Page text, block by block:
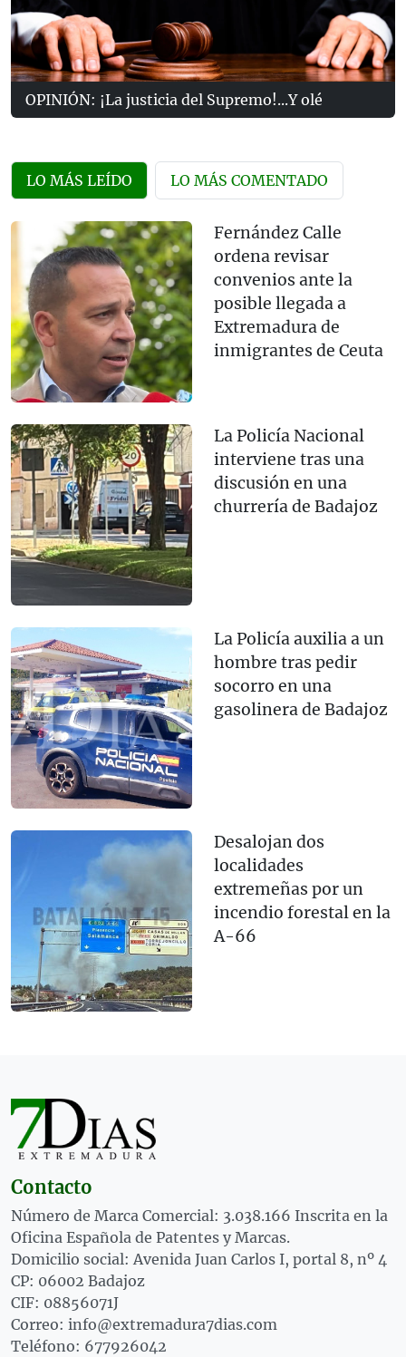
OPINIÓN: ¡La justicia del Supremo!...Y olé
LO MÁS LEÍDO LO MÁS COMENTADO
Fernández Calle
ordena revisar
convenios ante la
posible llegada a
Extremadura de
inmigrantes de Ceuta
La Policía Nacional
interviene tras una
discusión en una
churrería de Badajoz
La Policía auxilia a un
hombre tras pedir
socorro en una
gasolinera de Badajoz
Desalojan dos
localidades
extremeñas por un
incendio forestal en la
A-66
Contacto
Número de Marca Comercial: 3.038.166 Inscrita en la
Oficina Española de Patentes y Marcas.
Domicilio social: Avenida Juan Carlos I, portal 8, nº 4
CP: 06002 Badajoz
CIF: 08856071J
Correo: info@extremadura7dias.com
Teléfono: 677926042